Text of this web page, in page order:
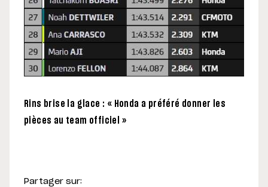
Rins brise la glace : « Honda a préféré donner les
pièces au team officiel »
Partager sur: